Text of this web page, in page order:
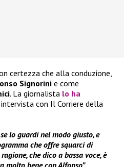
certezza che alla conduzione,
Signorini e come
. La giornalista lo ha
con Il Corriere della
lo guardi nel modo giusto, e
che offre squarci di
che dico a bassa voce, è
molto bene con Alfonso”.